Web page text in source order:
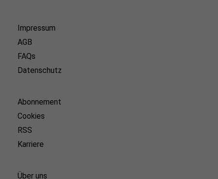
Impressum
AGB
FAQs
Datenschutz
Abonnement
Cookies
RSS
Karriere
Über uns